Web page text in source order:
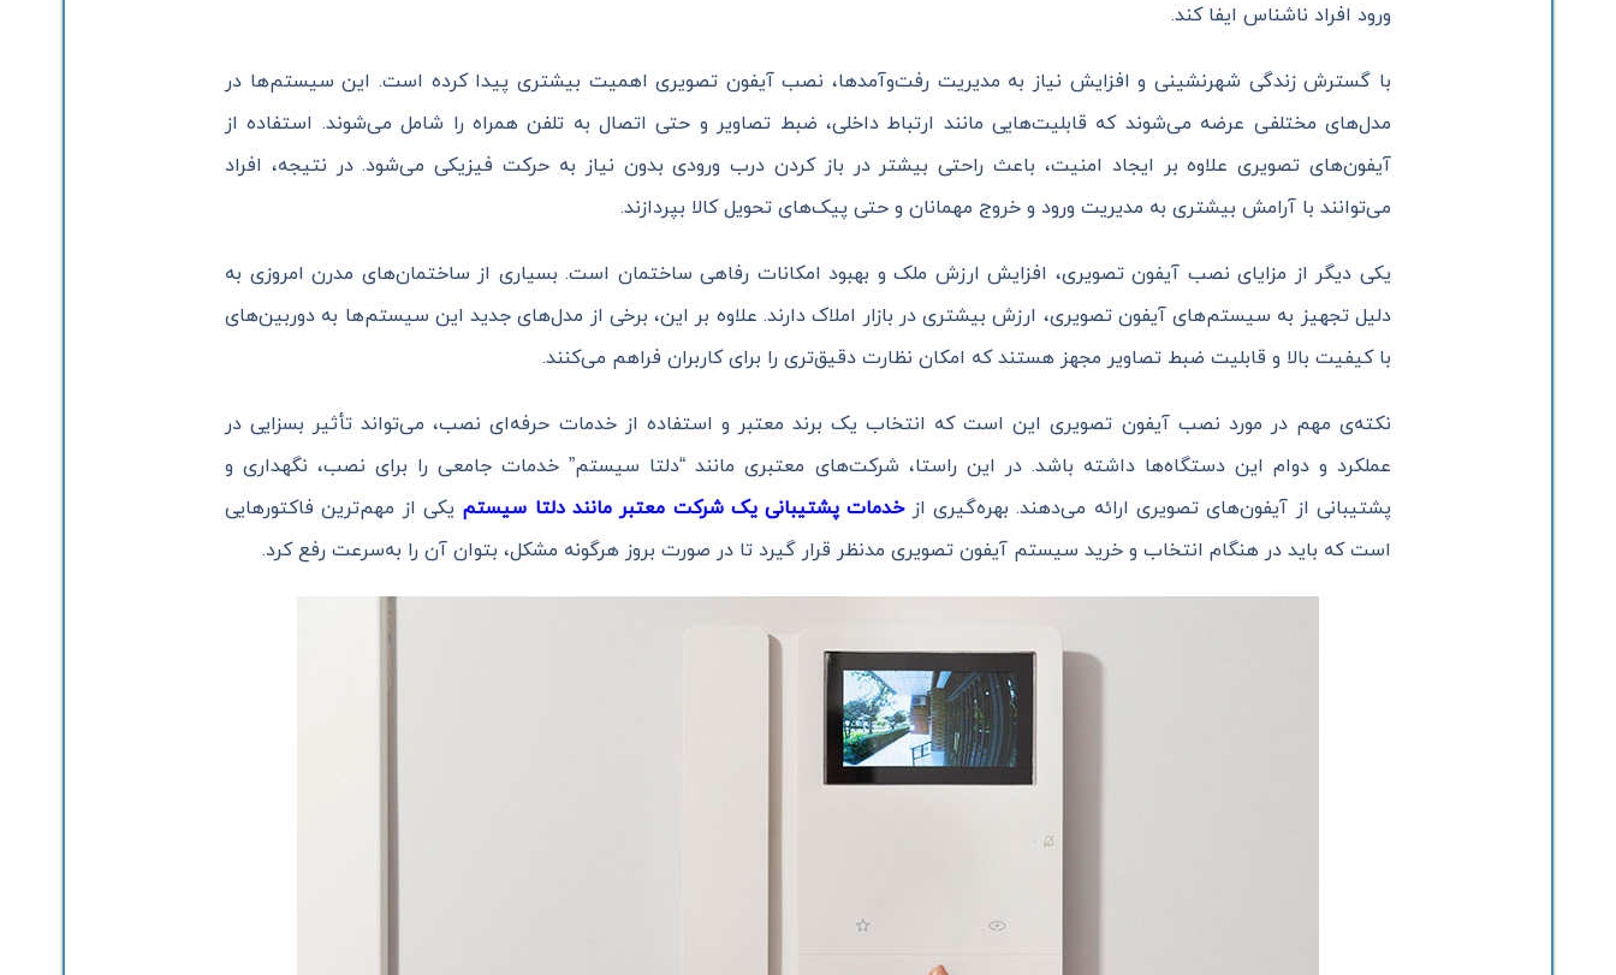
ورود افراد ناشناس ایفا کند.
با گسترش زندگی شهرنشینی و افزایش نیاز به مدیریت رفت‌وآمدها، نصب آیفون تصویری اهمیت بیشتری پیدا کرده است. این سیستم‌ها در
مدل‌های مختلفی عرضه می‌شوند که قابلیت‌هایی مانند ارتباط داخلی، ضبط تصاویر و حتی اتصال به تلفن همراه را شامل می‌شوند. استفاده از
آیفون‌های تصویری علاوه بر ایجاد امنیت، باعث راحتی بیشتر در باز کردن درب ورودی بدون نیاز به حرکت فیزیکی می‌شود. در نتیجه، افراد
می‌توانند با آرامش بیشتری به مدیریت ورود و خروج مهمانان و حتی پیک‌های تحویل کالا بپردازند.
یکی دیگر از مزایای نصب آیفون تصویری، افزایش ارزش ملک و بهبود امکانات رفاهی ساختمان است. بسیاری از ساختمان‌های مدرن امروزی به
دلیل تجهیز به سیستم‌های آیفون تصویری، ارزش بیشتری در بازار املاک دارند. علاوه بر این، برخی از مدل‌های جدید این سیستم‌ها به دوربین‌های
با کیفیت بالا و قابلیت ضبط تصاویر مجهز هستند که امکان نظارت دقیق‌تری را برای کاربران فراهم می‌کنند.
نکته‌ی مهم در مورد نصب آیفون تصویری این است که انتخاب یک برند معتبر و استفاده از خدمات حرفه‌ای نصب، می‌تواند تأثیر بسزایی در
عملکرد و دوام این دستگاه‌ها داشته باشد. در این راستا، شرکت‌های معتبری مانند “دلتا سیستم” خدمات جامعی را برای نصب، نگهداری و
پشتیبانی از آیفون‌های تصویری ارائه می‌دهند. بهره‌گیری ازخدمات پشتیبانی یک شرکت معتبر مانند دلتا سیستم یکی از مهم‌ترین فاکتورهایی
است که باید در هنگام انتخاب و خرید سیستم آیفون تصویری مدنظر قرار گیرد تا در صورت بروز هرگونه مشکل، بتوان آن را به‌سرعت رفع کرد.